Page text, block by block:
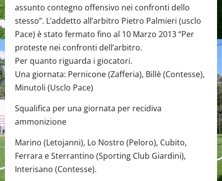
assunto contegno offensivo nei confronti dello
stesso”. L’addetto all’arbitro Pietro Palmieri (usclo
Pace) è stato fermato fino al 10 Marzo 2013 “Per
proteste nei confronti dell’arbitro.
Per quanto riguarda i giocatori.
Una giornata: Pernicone (Zafferia), Billè (Contesse),
Minutoli (Usclo Pace)
Squalifica per una giornata per recidiva
ammonizione
Marino (Letojanni), Lo Nostro (Peloro), Cubito,
Ferrara e Sterrantino (Sporting Club Giardini),
Interisano (Contesse).